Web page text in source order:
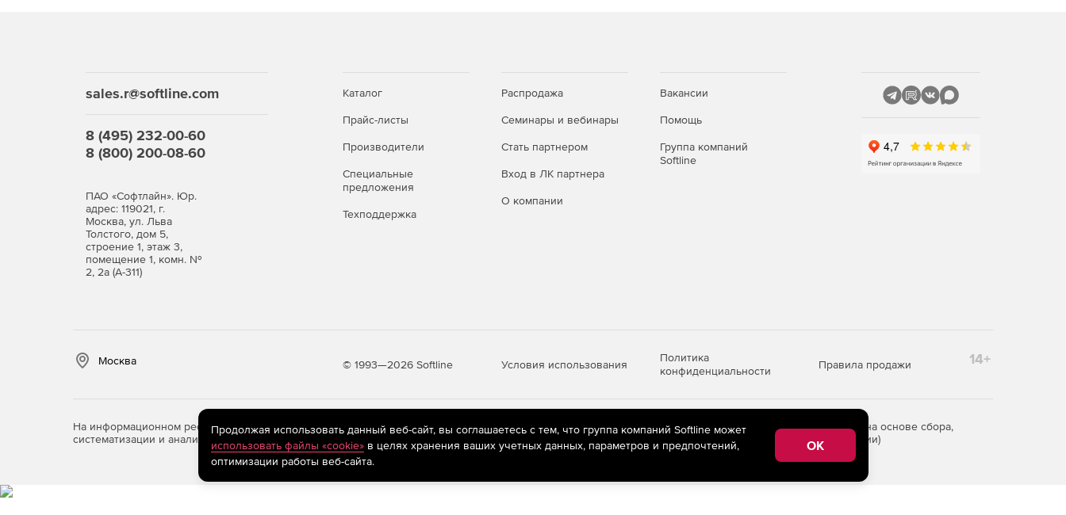
sales.r@softline.com
8 (495) 232-00-60
8 (800) 200-08-60
ПАО «Софтлайн». Юр.
адрес: 119021, г.
Москва, ул. Льва
Толстого, дом 5,
строение 1, этаж 3,
помещение 1, комн. №
2, 2а (А-311)
Каталог
Прайс-листы
Производители
Специальные
предложения
Техподдержка
Распродажа
Семинары и вебинары
Стать партнером
Вход в ЛК партнера
О компании
Вакансии
Помощь
Группа компаний
Softline
Москва © 1993—2026 Softline Условия использования
Политика
конфиденциальности
Правила продажи 14+
На информационном ресурсе store.softline.ru применяютсярекомендательные технологии(информационные технологии предоставления информации на основе сбора,
систематизации и анализа сведений, относящихся к предпочтениям пользователей сети «Интернет», находящихся на территории Российской Федерации)
Продолжая использовать данный веб-сайт, вы соглашаетесь с тем, что группа компаний Softline может
использовать файлы «cookie»в целях хранения ваших учетных данных, параметров и предпочтений,
оптимизации работы веб-сайта.
OK